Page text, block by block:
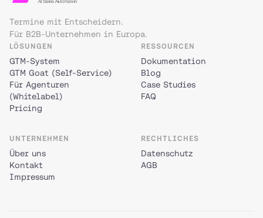
Termine mit Entscheidern.
Für B2B-Unternehmen in Europa.
LÖSUNGEN
GTM-System
GTM Goat (Self-Service)
Für Agenturen
(Whitelabel)
Pricing
RESSOURCEN
Dokumentation
Blog
Case Studies
FAQ
UNTERNEHMEN
Über uns
Kontakt
Impressum
RECHTLICHES
Datenschutz
AGB